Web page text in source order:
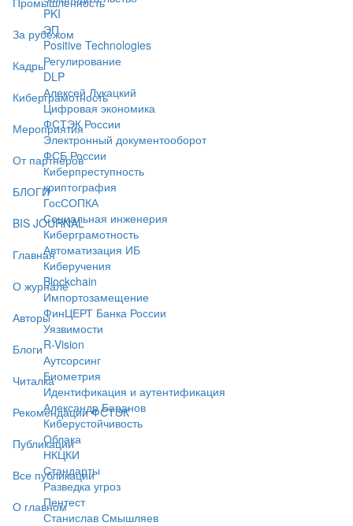
За рубежом
Кадры
Киберграмотность
Мероприятия
От партнёров
БЛОГИ
BIS JOURNAL
Главная
О журнале
Авторы
Блоги
Читалка
Рекомендации ФСТЭК
Публикации
Все публикации
О главном
PKI
ЭП
Positive Technologies
Регулирование
DLP
Алексей Лукацкий
Цифровая экономика
ФСТЭК России
Электронный документооборот
ФСБ России
Киберпреступность
криптография
ГосСОПКА
Социальная инженерия
Киберграмотность
Автоматизация ИБ
Киберучения
Blockchain
Импортозамещение
ФинЦЕРТ Банка России
Уязвимости
R-Vision
Аутсорсинг
Биометрия
Идентификация и аутентификация
Александр Баранов
Киберустойчивость
Облака
НКЦКИ
Стандарты
Разведка угроз
Пентест
Станислав Смышляев